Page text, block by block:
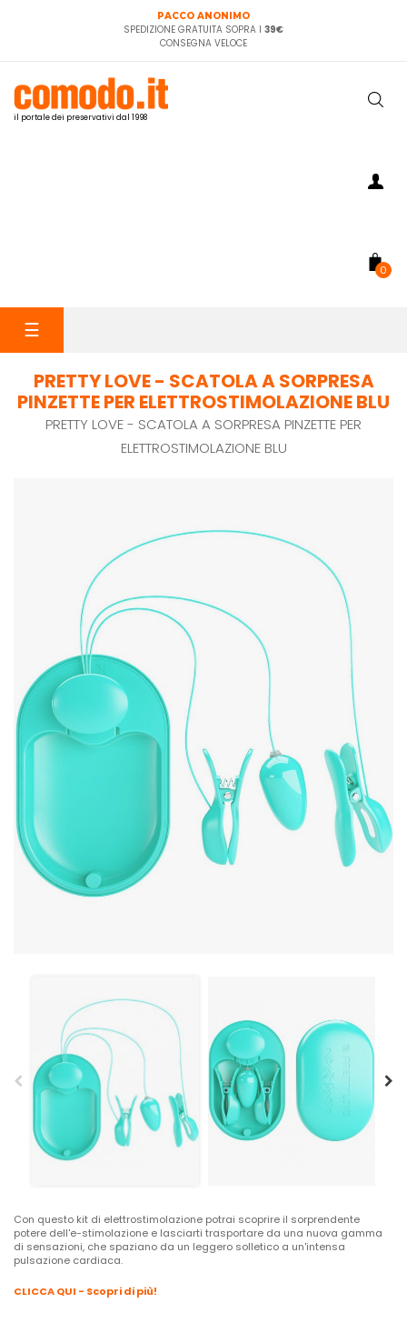
PACCO ANONIMO
SPEDIZIONE GRATUITA SOPRA I 39€
CONSEGNA VELOCE
il portale dei preservativi dal 1998
0
navigazione
☰
PRETTY LOVE - SCATOLA A SORPRESA
PINZETTE PER ELETTROSTIMOLAZIONE BLU
PRETTY LOVE - SCATOLA A SORPRESA PINZETTE PER
ELETTROSTIMOLAZIONE BLU
Con questo kit di elettrostimolazione potrai scoprire il sorprendente
potere dell'e-stimolazione e lasciarti trasportare da una nuova gamma
di sensazioni, che spaziano da un leggero solletico a un'intensa
pulsazione cardiaca.
CLICCA QUI - Scopri di più!